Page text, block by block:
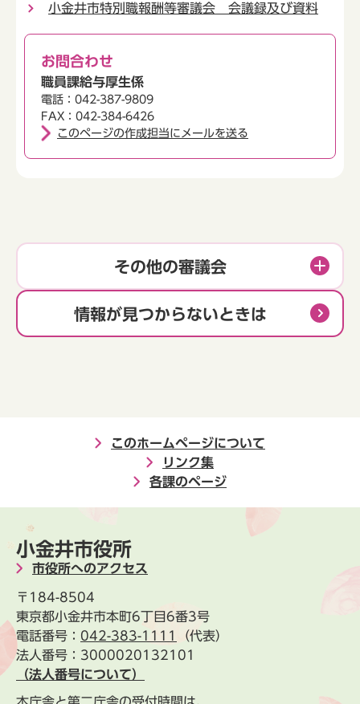
小金井市特別職報酬等審議会 会議録及び資料
お問合わせ
職員課給与厚生係
電話：042-387-9809
FAX：042-384-6426
このページの作成担当にメールを送る
その他の審議会
情報が見つからないときは
このホームページについて
リンク集
各課のページ
小金井市役所
市役所へのアクセス
〒184-8504
東京都小金井市本町6丁目6番3号
電話番号： 042-383-1111
（代表）
法人番号：3000020132101
（法人番号について）
本庁舎と第二庁舎の受付時間は、